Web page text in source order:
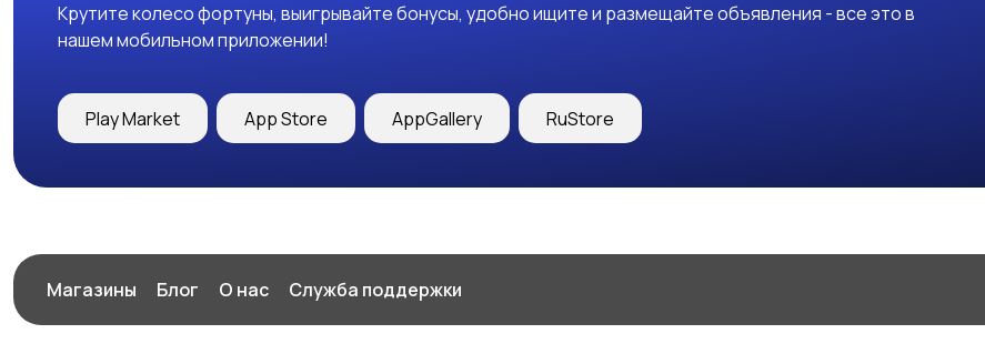
Крутите колесо фортуны, выигрывайте бонусы, удобно ищите и размещайте объявления - все это в
нашем мобильном приложении!
Play Market App Store AppGallery RuStore
Магазины Блог О нас Служба поддержки